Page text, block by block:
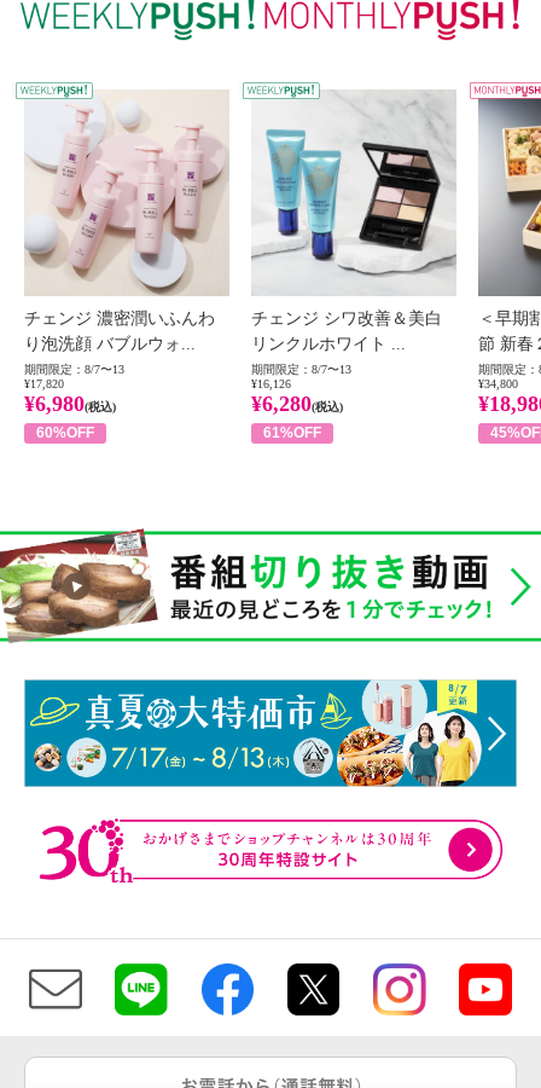
WEEKLY PUSH
チェンジ 濃密潤いふんわ
り泡洗顔 バブルウォ...
期間限定：8/7〜13
¥17,820
¥6,980(税込)
60%OFF
チェンジ シワ改善＆美白
リンクルホワイト ...
期間限定：8/7〜13
¥16,126
¥6,280(税込)
61%OFF
＜早期
節 新春
期間限定：
¥34,800